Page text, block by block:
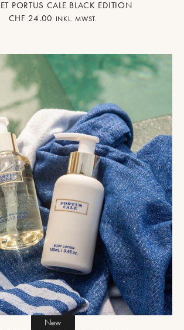
PORTUS CALE BLACK EDITION
CHF 24.00 INKL. MWST.
New